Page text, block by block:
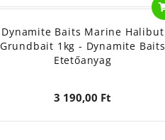
Dynamite Baits Marine Halibut
Grundbait 1kg - Dynamite Baits
Etetőanyag
3 190,00 Ft